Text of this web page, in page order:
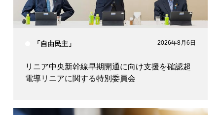
「自由民主」 2026年8月6日
リニア中央新幹線早期開通に向け支援を確認超
電導リニアに関する特別委員会